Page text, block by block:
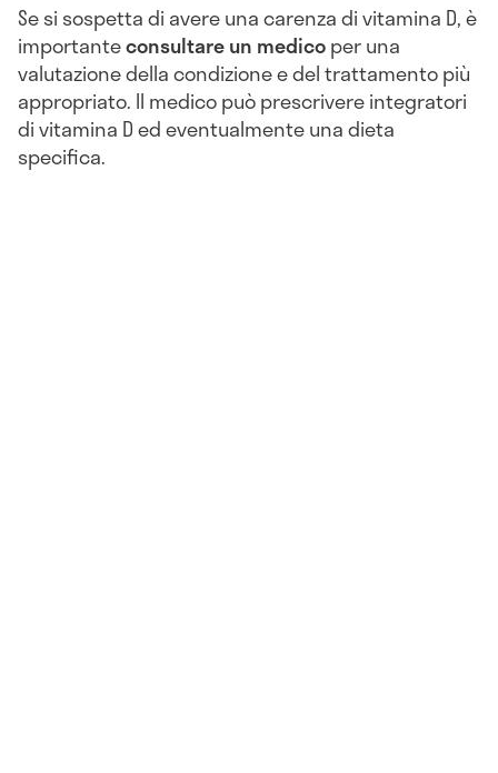
Se si sospetta di avere una carenza di vitamina D, è
importanteconsultare un medicoper una
valutazione della condizione e del trattamento più
appropriato. Il medico può prescrivere integratori
di vitamina D ed eventualmente una dieta
specifica.